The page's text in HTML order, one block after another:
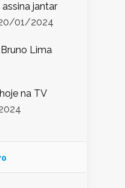
jantar
01/2024
Lima
na TV